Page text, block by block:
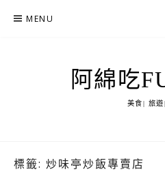
MENU
阿綿吃
美食| 旅
標籤: 炒味亭炒飯專賣店